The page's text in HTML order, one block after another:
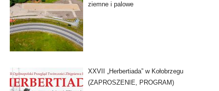
ziemne i palowe
XXVII „Herbertiada” w Kołobrzegu
(ZAPROSZENIE, PROGRAM)